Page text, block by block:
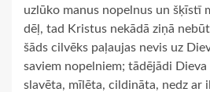
uzlūko manus nopelnus un šķīstī
dēļ, tad Kristus nekādā ziņā
šāds cilvēks paļaujas nevis uz
saviem nopelniem; tādējādi
slavēta, mīlēta, cildināta, nedz ar